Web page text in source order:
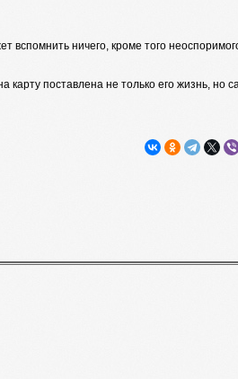
вспомнить ничего, кроме того
карту поставлена не только его жизнь, но